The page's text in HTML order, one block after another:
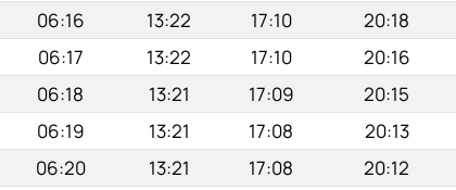
06:16 13:22 17:10 20:18
06:17 13:22 17:10 20:16
06:18 13:21 17:09 20:15
06:19 13:21 17:08 20:13
06:20 13:21 17:08 20:12